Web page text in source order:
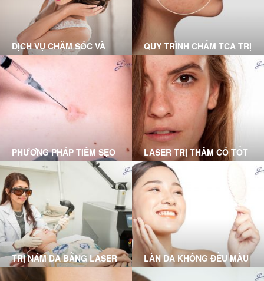
DỊCH VỤ CHĂM SÓC VÀ
ĐIỀU TRỊ TẠI PHÒNG
KHÁM DA LIỄU GRACE
SKINCARE CLINIC
QUY TRÌNH CHẤM TCA TRỊ
SẸO RỖ CHUẨN Y KHOA
TẠI GRACE SKINCARE
CLINIC
PHƯƠNG PHÁP TIÊM SẸO
LỒI DO BÁC SĨ DA LIỄU
THỰC HIỆN
LASER TRỊ THÂM CÓ TỐT
KHÔNG? DƯỚI ĐÂY LÀ
LỜI GIẢI ĐÁP DÀNH CHO
BẠN
TRỊ NÁM DA BẰNG LASER
TẠI PHÒNG KHÁM GRACE
LÀN DA KHÔNG ĐỀU MÀU
VÀ GIẢI PHÁP TỪ BÁC SĨ